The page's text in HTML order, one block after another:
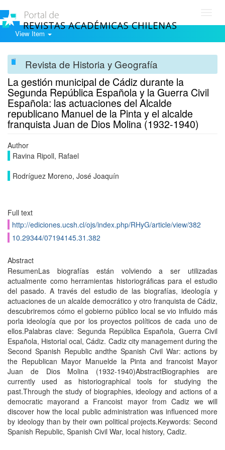
View Item
Revista de Historia y Geografía
La gestión municipal de Cádiz durante la
Segunda República Española y la Guerra Civil
Española: las actuaciones del Alcalde
republicano Manuel de la Pinta y el alcalde
franquista Juan de Dios Molina (1932-1940)
Author
Ravina Ripoll, Rafael
Rodrí­guez Moreno, José Joaquí­n
Full text
http://ediciones.ucsh.cl/ojs/index.php/RHyG/article/view/382
10.29344/07194145.31.382
Abstract
ResumenLas biografí­as están volviendo a ser utilizadas
actualmente como herramientas historiográficas para el estudio
del pasado. A través del estudio de las biografí­as, ideologí­a y
actuaciones de un alcalde democrático y otro franquista de Cádiz,
descubriremos cómo el gobierno público local se vio influido más
porla ideologí­a que por los proyectos polí­ticos de cada uno de
ellos.Palabras clave: Segunda República Española, Guerra Civil
Española, Historial ocal, Cádiz. Cadiz city management during the
Second Spanish Republic andthe Spanish Civil War: actions by
the Republican Mayor Manuelde la Pinta and francoist Mayor
Juan de Dios Molina (1932-1940)AbstractBiographies are
currently used as historiographical tools for studying the
past.Through the study of biographies, ideology and actions of a
democratic mayorand a Francoist mayor from Cadiz we will
discover how the local public administration was influenced more
by ideology than by their own political projects.Keywords: Second
Spanish Republic, Spanish Civil War, local history, Cadiz.